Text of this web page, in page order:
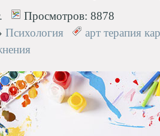
Просмотров: 8878
Психология
арт терапия